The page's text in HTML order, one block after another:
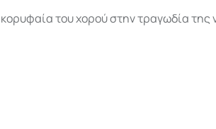
του χορού στην τραγωδία